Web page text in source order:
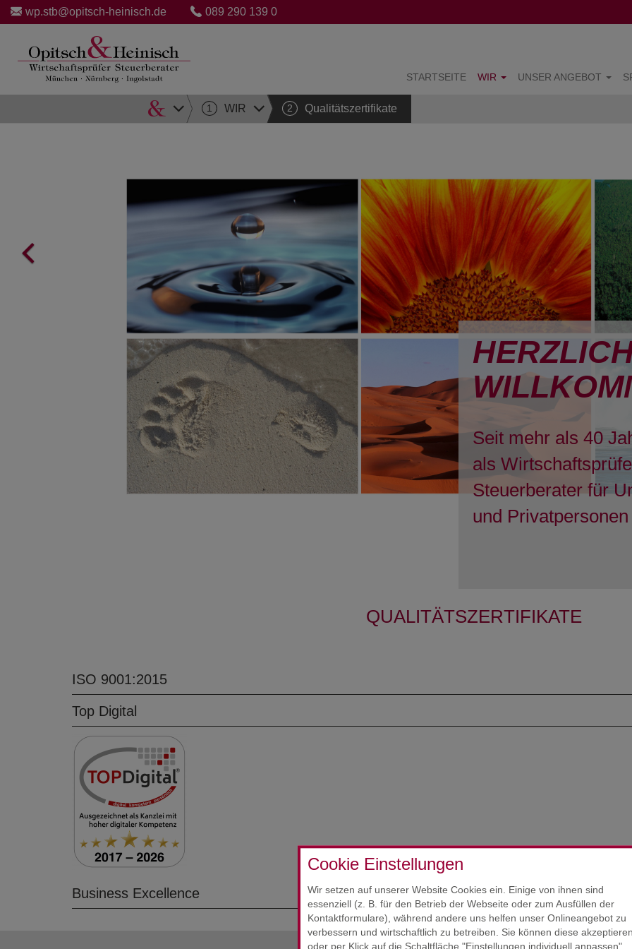
wp.stb@opitsch-heinisch.de 089 290 139 0
STARTSEITE WIR UNSER ANGEBOT
1 WIR 2 Qualitätszertifikate
Cookie Einstellungen
Wir setzen auf unserer Website Cookies ein. Einige von ihnen sind
essenziell (z. B. für den Betrieb der Webseite oder zum Ausfüllen der
Kontaktformulare), während andere uns helfen unser Onlineangebot zu
verbessern und wirtschaftlich zu betreiben. Sie können diese
oder per Klick auf die Schaltfläche "Einstellungen individuell anpassen"
Seit mehr als 40
als
Steuerberater für
und
QUALITÄTSZERTIFIKATE
ISO 9001:2015
Top Digital
Business Excellence